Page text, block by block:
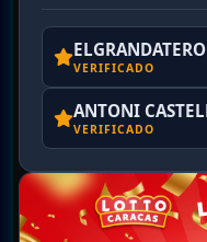
VERIFICADO
ANTONI
VERIFICADO